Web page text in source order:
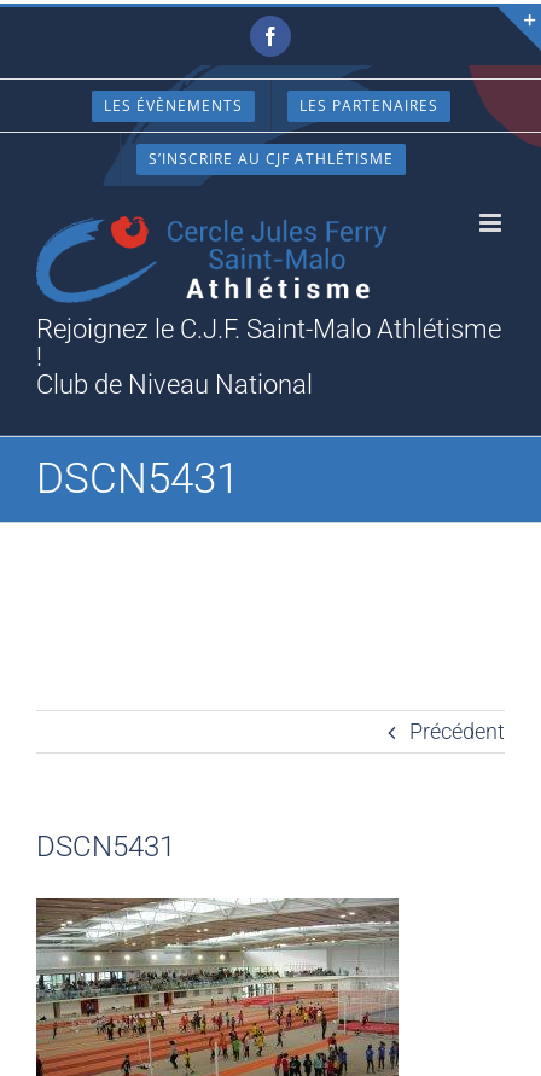
Passer
contenu
Facebook
LES ÉVÈNEMENTS LES PARTENAIRES
S’INSCRIRE AU CJF ATHLÉTISME
Rejoignez le C.J.F. Saint-Malo Athlétisme
!
Club de Niveau National
DSCN5431
Précédent
DSCN5431